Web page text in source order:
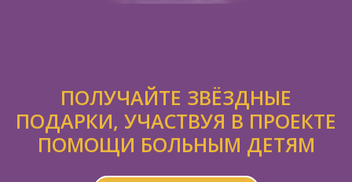
ПОЛУЧАЙТЕ ЗВЁЗДНЫЕ
ПОДАРКИ, УЧАСТВУЯ В ПРОЕКТЕ
ПОМОЩИ БОЛЬНЫМ ДЕТЯМ